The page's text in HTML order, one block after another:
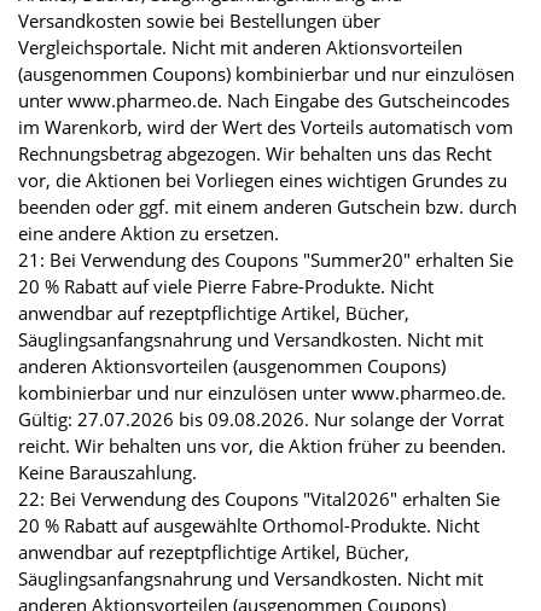
Versandkosten sowie bei Bestellungen über
Vergleichsportale. Nicht mit anderen Aktionsvorteilen
(ausgenommen Coupons) kombinierbar und nur einzulösen
unter www.pharmeo.de. Nach Eingabe des Gutscheincodes
im Warenkorb, wird der Wert des Vorteils automatisch vom
Rechnungsbetrag abgezogen. Wir behalten uns das Recht
vor, die Aktionen bei Vorliegen eines wichtigen Grundes zu
beenden oder ggf. mit einem anderen Gutschein bzw. durch
eine andere Aktion zu ersetzen.
21: Bei Verwendung des Coupons "Summer20" erhalten Sie
20 % Rabatt auf viele Pierre Fabre-Produkte. Nicht
anwendbar auf rezeptpflichtige Artikel, Bücher,
Säuglingsanfangsnahrung und Versandkosten. Nicht mit
anderen Aktionsvorteilen (ausgenommen Coupons)
kombinierbar und nur einzulösen unter www.pharmeo.de.
Gültig: 27.07.2026 bis 09.08.2026. Nur solange der Vorrat
reicht. Wir behalten uns vor, die Aktion früher zu beenden.
Keine Barauszahlung.
22: Bei Verwendung des Coupons "Vital2026" erhalten Sie
20 % Rabatt auf ausgewählte Orthomol-Produkte. Nicht
anwendbar auf rezeptpflichtige Artikel, Bücher,
Säuglingsanfangsnahrung und Versandkosten. Nicht mit
anderen Aktionsvorteilen (ausgenommen Coupons)